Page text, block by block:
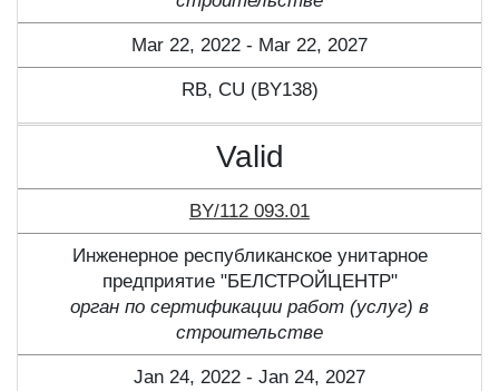
Mar 22, 2022 - Mar 22, 2027
RB, CU (BY138)
Valid
BY/112 093.01
Инженерное республиканское унитарное
предприятие "БЕЛСТРОЙЦЕНТР"
орган по сертификации работ (услуг) в
строительстве
Jan 24, 2022 - Jan 24, 2027